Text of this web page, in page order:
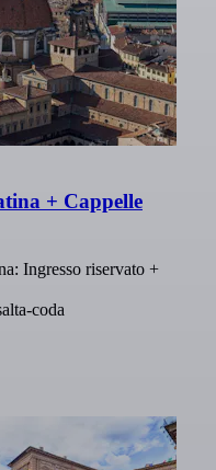
+ Cappelle
Ingresso riservato +
coda